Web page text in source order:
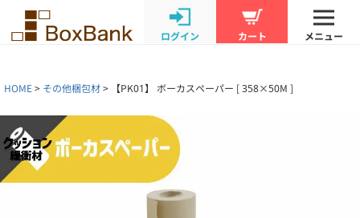
ログイン カート メニュー
HOME その他梱包材 【PK01】 ボーカスペーパー [ 358×50M ]